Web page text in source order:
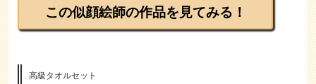
この似顔絵師の作品を見てみる！
高級タオルセット